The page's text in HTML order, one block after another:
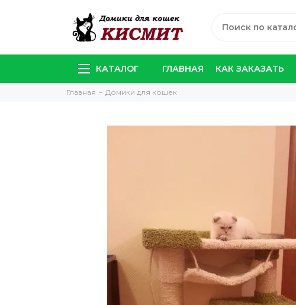
КАТАЛОГ ГЛАВНАЯ КАК ЗАКАЗАТЬ
Главная Домики для кошек